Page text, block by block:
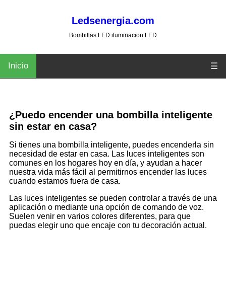
Ledsenergia.com
Bombillas LED iluminacion LED
Inicio ☰
¿Puedo encender una bombilla inteligente
sin estar en casa?
Si tienes una bombilla inteligente, puedes encenderla sin
necesidad de estar en casa. Las luces inteligentes son
comunes en los hogares hoy en día, y ayudan a hacer
nuestra vida más fácil al permitirnos encender las luces
cuando estamos fuera de casa.
Las luces inteligentes se pueden controlar a través de una
aplicación o mediante una opción de comando de voz.
Suelen venir en varios colores diferentes, para que
puedas elegir uno que encaje con tu decoración actual.